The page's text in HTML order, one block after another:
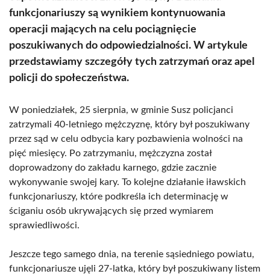
funkcjonariuszy są wynikiem kontynuowania
operacji mających na celu pociągnięcie
poszukiwanych do odpowiedzialności. W artykule
przedstawiamy szczegóły tych zatrzymań oraz apel
policji do społeczeństwa.
W poniedziałek, 25 sierpnia, w gminie Susz policjanci
zatrzymali 40-letniego mężczyznę, który był poszukiwany
przez sąd w celu odbycia kary pozbawienia wolności na
pięć miesięcy. Po zatrzymaniu, mężczyzna został
doprowadzony do zakładu karnego, gdzie zacznie
wykonywanie swojej kary. To kolejne działanie iławskich
funkcjonariuszy, które podkreśla ich determinację w
ściganiu osób ukrywających się przed wymiarem
sprawiedliwości.
Jeszcze tego samego dnia, na terenie sąsiedniego powiatu,
funkcjonariusze ujęli 27-latka, który był poszukiwany listem